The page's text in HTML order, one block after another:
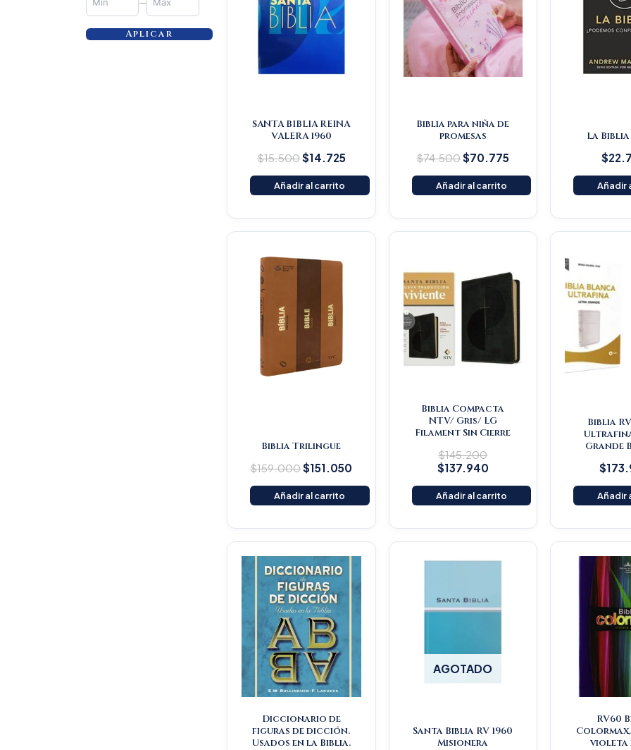
Aplicar
SANTA BIBLIA REINA
VALERA 1960
$15.500$14.725
Añadir al carrito
Biblia para niña de
promesas
$74.500$70.775
Añadir al carrito
La
$
Añadir
Biblia Trilingue
$159.000
was:
$151.050
Current
$151.050.
Añadir al carrito
Biblia Compacta
NTV/ Gris/ LG
Filament Sin Cierre
$145.200
$145.200.
$137.940
$137.940.
Añadir al carrito
Biblia
Grande
$
Añadir
Diccionario de
figuras de dicción.
Usados en la Biblia.
price
was:
$125.900.
Current
$119.605.
AGOTADO
Santa Biblia RV 1960
Misionera
RV60
violeta